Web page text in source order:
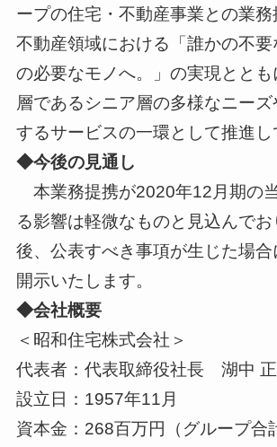
ープの住宅・不動産事業との業務
不動産領域における「誰かの不
の必要なモノへ。」の実現とと
層であるシニア層の多様なニー
するサービスの一環として推進し
◆今後の見通し
本業務提携が2020年12月期の
る影響は軽微なものと見込んで
後、公表すべき事項が生じた場合
開示いたします。
◆会社概要
＜昭和住宅株式会社＞
代表者：代表取締役社長 湖中
設立日：1957年11月
資本金：268百万円（グループ合